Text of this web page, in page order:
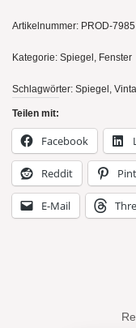
Artikelnummer: PROD-7985
Kategorie: Spiegel, Fenster
Schlagwörter: Spiegel ,
Teilen mit:
Facebook
Reddit
E-Mail